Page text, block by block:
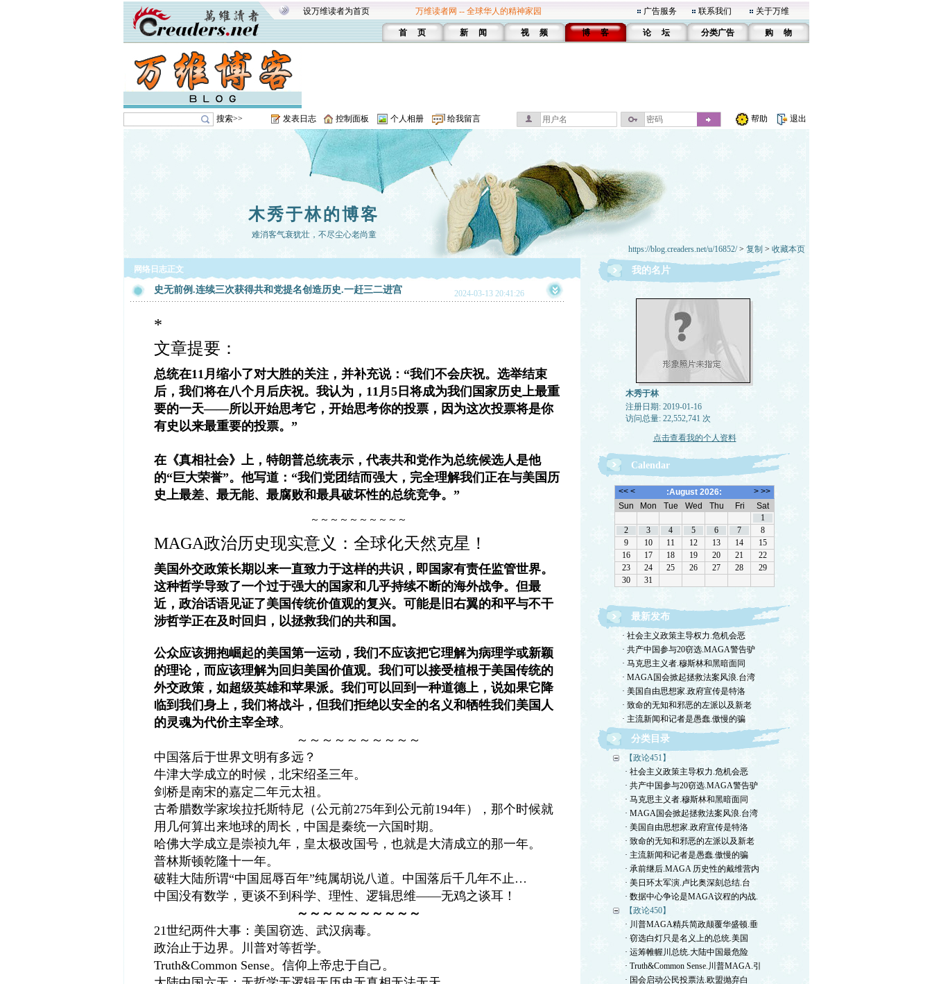
设万维读者为首页 万维读者网 -- 全球华人的精神家园 广告服务 联系我们 关于万维
首 页 新 闻 视 频 博 客 论 坛 分类广告 购 物
搜索>> 发表日志 控制面板 个人相册 给我留言 帮助 退出
木秀于林的博客
难消客气衰犹壮，不尽尘心老尚童
https://blog.creaders.net/u/16852/> 复制 > 收藏本页
网络日志正文
史无前例.连续三次获得共和党提名创造历史.一赶三二进宫 2024-03-13 20:41:26
*
文章提要：
总统在11月缩小了对大胜的关注，并补充说：“我们不会庆祝。选举结束
后，我们将在八个月后庆祝。我认为，11月5日将成为我们国家历史上最重
要的一天——所以开始思考它，开始思考你的投票，因为这次投票将是你
有史以来最重要的投票。”
在《真相社会》上，特朗普总统表示，代表共和党作为总统候选人是他
的“巨大荣誉”。他写道：“我们党团结而强大，完全理解我们正在与美国历
史上最差、最无能、最腐败和最具破坏性的总统竞争。”
～～～～～～～～～～
MAGA政治历史现实意义：全球化天然克星！
美国外交政策长期以来一直致力于这样的共识，即国家有责任监管世界。
这种哲学导致了一个过于强大的国家和几乎持续不断的海外战争。但最
近，政治话语见证了美国传统价值观的复兴。可能是旧右翼的和平与不干
涉哲学正在及时回归，以拯救我们的共和国。
公众应该拥抱崛起的美国第一运动，我们不应该把它理解为病理学或新颖
的理论，而应该理解为回归美国价值观。我们可以接受植根于美国传统的
外交政策，如超级英雄和苹果派。我们可以回到一种道德上，说如果它降
临到我们身上，我们将战斗，但我们拒绝以安全的名义和牺牲我们美国人
的灵魂为代价主宰全球。
～～～～～～～～～～
中国落后于世界文明有多远？
牛津大学成立的时候，北宋绍圣三年。
剑桥是南宋的嘉定二年元太祖。
古希腊数学家埃拉托斯特尼（公元前275年到公元前194年），那个时候就
用几何算出来地球的周长，中国是秦统一六国时期。
哈佛大学成立是崇祯九年，皇太极改国号，也就是大清成立的那一年。
普林斯顿乾隆十一年。
破鞋大陆所谓“中国屈辱百年”纯属胡说八道。中国落后千几年不止…
中国没有数学，更谈不到科学、理性、逻辑思维——无鸡之谈耳！
～～～～～～～～～～
21世纪两件大事：美国窃选、武汉病毒。
政治止于边界。川普对等哲学。
Truth&Common Sense。信仰上帝忠于自己。
我的名片
木秀于林
注册日期: 2019-01-16
访问总量: 22,552,741 次
点击查看我的个人资料
Calendar
最新发布
· 社会主义政策主导权力.危机会恶
· 共产中国参与20窃选.MAGA警告驴
· 马克思主义者.穆斯林和黑暗面同
· MAGA国会掀起拯救法案风浪.台湾
· 美国自由思想家.政府宣传是特洛
· 致命的无知和邪恶的左派以及新老
· 主流新闻和记者是愚蠢.傲慢的骗
分类目录
【政论451】
· 社会主义政策主导权力.危机会恶
· 共产中国参与20窃选.MAGA警告驴
· 马克思主义者.穆斯林和黑暗面同
· MAGA国会掀起拯救法案风浪.台湾
· 美国自由思想家.政府宣传是特洛
· 致命的无知和邪恶的左派以及新老
· 主流新闻和记者是愚蠢.傲慢的骗
· 承前继后.MAGA 历史性的戴维营内
· 美日环太军演.卢比奥深刻总结.台
· 数据中心争论是MAGA议程的内战.
【政论450】
· 川普MAGA精兵简政颠覆华盛顿.垂
· 窃选白灯只是名义上的总统.美国
· 运筹帷幄川总统.大陆中国最危险
· Truth&Common Sense.川普MAGA.引
· 国会启动公民投票法.欧盟抛弃白